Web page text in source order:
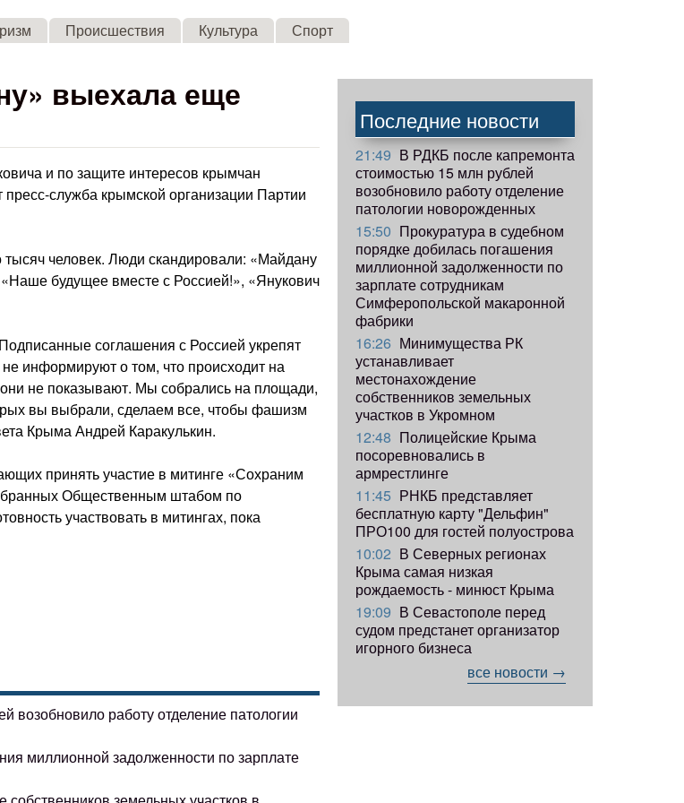
to main content
Происшествия Культура Спорт
выехала еще
и по защите интересов крымчан
служба крымской организации Партии
человек. Люди скандировали: «Майдану
будущее вместе с Россией!», «Янукович
соглашения с Россией укрепят
информируют о том, что происходит на
не показывают. Мы собрались на площади,
вы выбрали, сделаем все, чтобы фашизм
Крыма Андрей Каракулькин.
принять участие в митинге «Сохраним
Общественным штабом по
участвовать в митингах, пока
возобновило работу отделение патологии
миллионной задолженности по зарплате
Последние новости
21:49 В РДКБ после капремонта
стоимостью 15 млн рублей
возобновило работу отделение
патологии новорожденных
15:50 Прокуратура в судебном
порядке добилась погашения
миллионной задолженности по
зарплате сотрудникам
Симферопольской макаронной
фабрики
16:26 Минимущества РК
устанавливает
местонахождение
собственников земельных
участков в Укромном
12:48 Полицейские Крыма
посоревновались в
армрестлинге
11:45 РНКБ представляет
бесплатную карту "Дельфин"
ПРО100 для гостей полуострова
10:02 В Северных регионах
Крыма самая низкая
рождаемость - минюст Крыма
19:09 В Севастополе перед
судом предстанет организатор
игорного бизнеса
все новости →